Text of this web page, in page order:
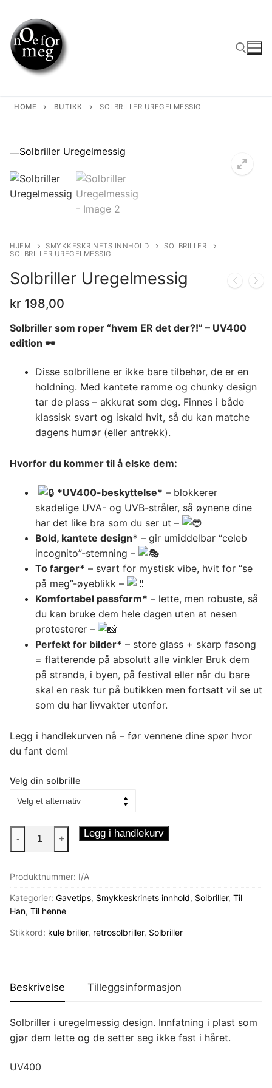
content
HOME BUTIKK SOLBRILLER UREGELMESSIG
HJEM SMYKKESKRINETS INNHOLD
SOLBRILLER
SOLBRILLER UREGELMESSIG
Solbriller Uregelmessig
kr 198,00
Solbriller som roper “hvem ER det der?!” – UV400
edition 🕶
Disse solbrillene er ikke bare tilbehør, de er en
holdning. Med kantete ramme og chunky design
tar de plass – akkurat som deg. Finnes i både
klassisk svart og iskald hvit, så du kan matche
dagens humør (eller antrekk).
Hvorfor du kommer til å elske dem:
*UV400-beskyttelse* – blokkerer
skadelige UVA- og UVB-stråler, så øynene dine
har det like bra som du ser ut –
Bold, kantete design* – gir umiddelbar “celeb
incognito”-stemning –
To farger* – svart for mystisk vibe, hvit for “se
på meg”-øyeblikk –
Komfortabel passform* – lette, men robuste, så
du kan bruke dem hele dagen uten at nesen
protesterer –
Perfekt for bilder* – store glass + skarp fasong
= flatterende på absolutt alle vinkler Bruk dem
på stranda, i byen, på festival eller når du bare
skal en rask tur på butikken men fortsatt vil se ut
som du har livvakter utenfor.
Legg i handlekurven nå – før vennene dine spør hvor
du fant dem!
Velg din solbrille
Solbriller
- + Legg i handlekurv
Produktnummer: I/A
Kategorier: Gavetips, Smykkeskrinets innhold, Solbriller, Til
Han, Til henne
Stikkord: kule briller, retrosolbriller, Solbriller
Beskrivelse Tilleggsinformasjon
Solbriller i uregelmessig design. Innfatning i plast som
gjør dem lette og de setter seg ikke fast i håret.
UV400